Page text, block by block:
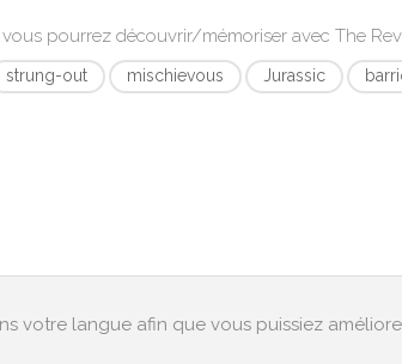
pourrez découvrir/mémoriser avecThe
strung-out mischievous Jurassic
votre langue afin que vous puissiez